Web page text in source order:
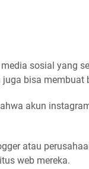
sosial yang
bisa
akun
atau
web mereka.